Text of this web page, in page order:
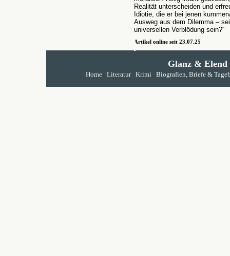
Realität unterscheiden und
Idiotie, die er bei jenen
Ausweg aus dem Dilemma –
universellen Verblödung sein?“
Artikel online seit 23.07.25
Glanz & Elend
Home Literatur Krimi Biografien, Briefe &